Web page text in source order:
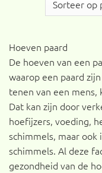
Hoeven paard
De hoeven van een
waarop een paard
tenen van een
Dat kan zijn door
hoefijzers, voeding,
schimmels, maar
schimmels. Al deze
gezondheid van de